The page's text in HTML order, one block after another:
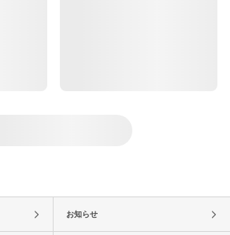
お知らせ